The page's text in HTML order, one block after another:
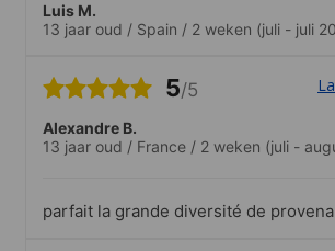
Luis M.
13 jaar oud / Spain / 2 weken (juli - juli
5/5
Alexandre B.
13 jaar oud / France / 2 weken (juli -
parfait la grande diversité de